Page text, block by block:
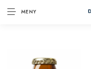
MENY